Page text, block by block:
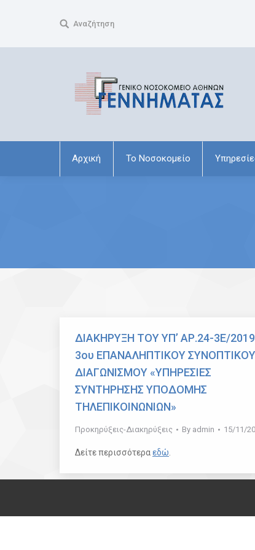
Search:Αναζήτηση
Αρχική Το Νοσοκομείο
ΔΙΑΚΗΡΥΞΗ ΤΟΥ ΥΠ’ ΑΡ.24-3Ε/2019
3ου ΕΠΑΝΑΛΗΠΤΙΚΟΥ ΣΥΝΟΠΤΙΚΟΥ
ΔΙΑΓΩΝΙΣΜΟΥ «ΥΠΗΡΕΣΙΕΣ
ΣΥΝΤΗΡΗΣΗΣ ΥΠΟΔΟΜΗΣ
ΤΗΛΕΠΙΚΟΙΝΩΝΙΩΝ»
Προκηρύξεις-Διακηρύξεις By admin 15/11/
Δείτε περισσότεραεδώ